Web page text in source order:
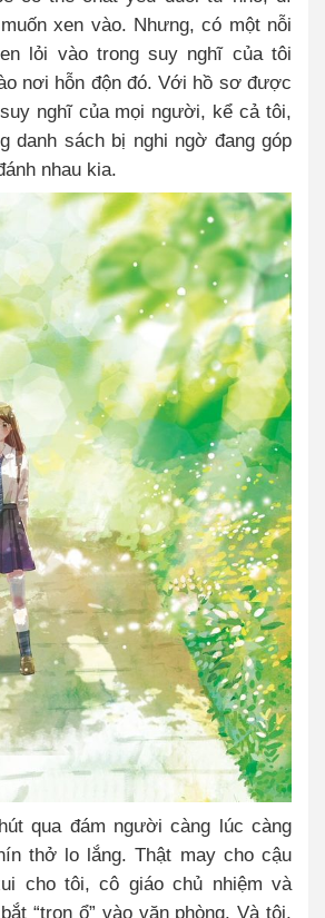
xen vào. Nhưng, có một nỗi
lỏi vào trong suy nghĩ của tôi
nơi hỗn độn đó. Với hồ sơ được
nghĩ của mọi người, kể cả tôi,
danh sách bị nghi ngờ đang góp
nhau kia.
qua đám người càng lúc càng
thở lo lắng. Thật may cho cậu
cho tôi, cô giáo chủ nhiệm và
“trọn ổ” vào văn phòng. Và tôi,